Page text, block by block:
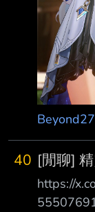
Beyond27
40 [閒聊]
https://